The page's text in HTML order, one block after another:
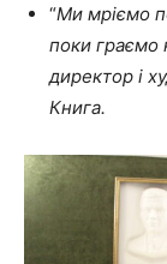
“Ми мріємо
поки граємо
директор і
Книга.